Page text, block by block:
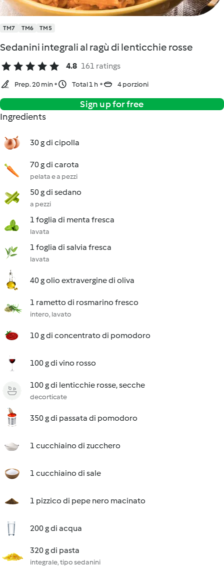
TM7 TM6 TM5
Sedanini integrali al ragù di lenticchie rosse
4.8 161 ratings
Prep. 20 min Total 1 h 4 porzioni
Sign up for free
Ingredients
30 g di cipolla
70 g di carota
pelata e a pezzi
50 g di sedano
a pezzi
1 foglia di menta fresca
lavata
1 foglia di salvia fresca
lavata
40 g olio extravergine di oliva
1 rametto di rosmarino fresco
intero, lavato
10 g di concentrato di pomodoro
100 g di vino rosso
100 g di lenticchie rosse, secche
decorticate
350 g di passata di pomodoro
1 cucchiaino di zucchero
1 cucchiaino di sale
1 pizzico di pepe nero macinato
200 g di acqua
320 g di pasta
integrale, tipo sedanini